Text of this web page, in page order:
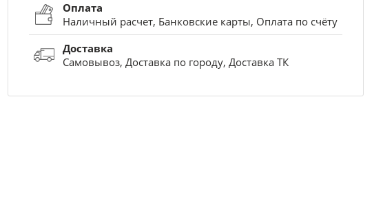
Оплата
Наличный расчет, Банковские карты, Оплата по счёту
Доставка
Самовывоз, Доставка по городу, Доставка ТК